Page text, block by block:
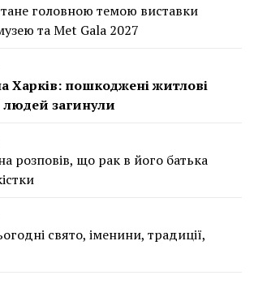
головною темою виставки
та Met Gala 2027
Харків: пошкоджені житлові
загинули
розповів, що рак в його батька
свято, іменини, традиції,